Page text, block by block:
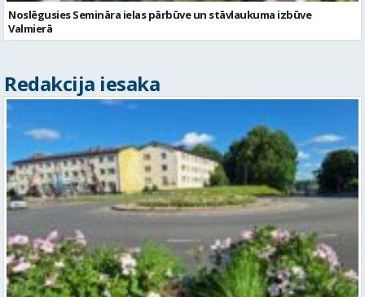
Noslēgusies Semināra ielas pārbūve un stāvlaukuma izbūve
Valmierā
Redakcija iesaka